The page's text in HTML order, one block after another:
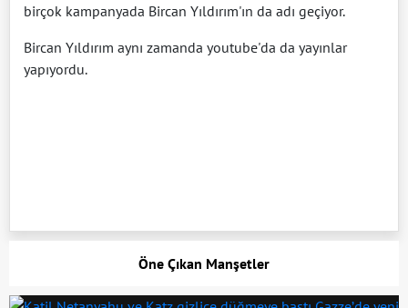
birçok kampanyada Bircan Yıldırım'ın da adı geçiyor.
Bircan Yıldırım aynı zamanda youtube'da da yayınlar
yapıyordu.
Öne Çıkan Manşetler